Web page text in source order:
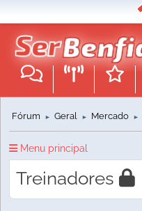
Fórum ► Geral ► Mercado ►
Menu principal
Treinadores